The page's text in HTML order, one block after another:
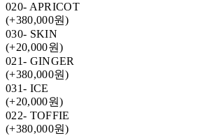
020- APRICOT
(+380,000원)
030- SKIN
(+20,000원)
021- GINGER
(+380,000원)
031- ICE
(+20,000원)
022- TOFFIE
(+380,000원)